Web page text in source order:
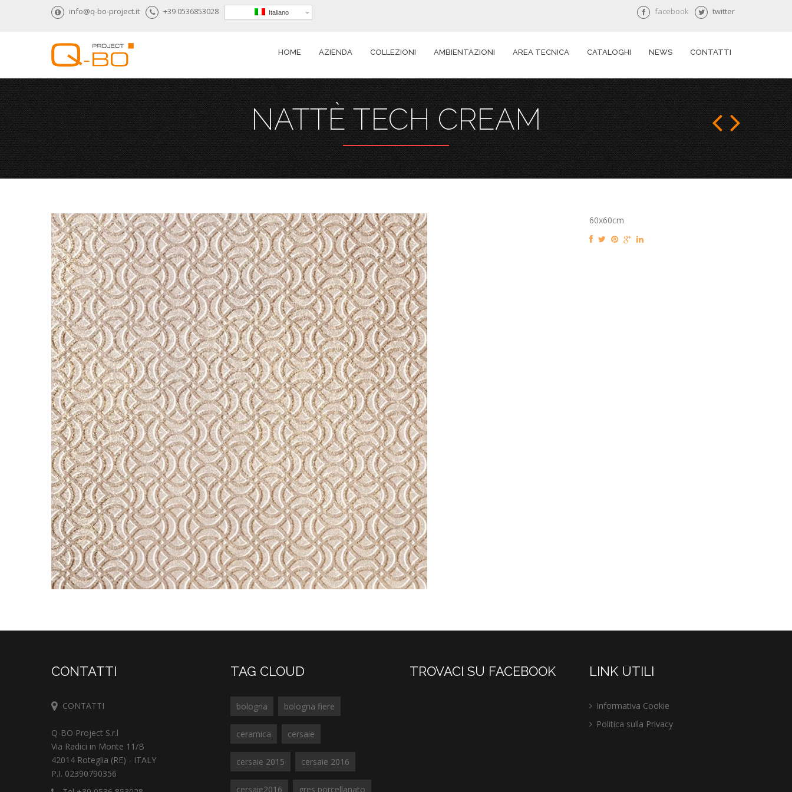
info@q-bo-project.it +39 0536853028 Italiano facebook twitter
HOME AZIENDA COLLEZIONI AMBIENTAZIONI AREA TECNICA CATALOGHI NEWS CONTATTI
NATTÈ TECH CREAM
60x60cm
CONTATTI
CONTATTI
Q-BO Project S.r.l
Via Radici in Monte 11/B
42014 Roteglia (RE) - ITALY
P.I. 02390790356
TAG CLOUD
bologna bologna fiere
ceramica cersaie
cersaie 2015 cersaie 2016
cersaie2016 gres porcellanato
TROVACI SU FACEBOOK LINK UTILI
Informativa Cookie
Politica sulla Privacy